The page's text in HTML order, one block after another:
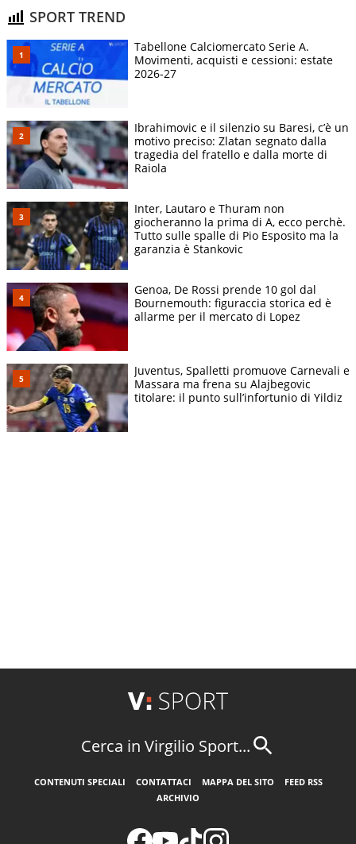
SPORT TREND
Tabellone Calciomercato Serie A.
Movimenti, acquisti e cessioni: estate
2026-27
Ibrahimovic e il silenzio su Baresi, c’è un
motivo preciso: Zlatan segnato dalla
tragedia del fratello e dalla morte di
Raiola
Inter, Lautaro e Thuram non
giocheranno la prima di A, ecco perchè.
Tutto sulle spalle di Pio Esposito ma la
garanzia è Stankovic
Genoa, De Rossi prende 10 gol dal
Bournemouth: figuraccia storica ed è
allarme per il mercato di Lopez
Juventus, Spalletti promuove Carnevali e
Massara ma frena su Alajbegovic
titolare: il punto sull’infortunio di Yildiz
Cerca in Virgilio Sport...
CONTENUTI SPECIALI CONTATTACI MAPPA DEL SITO
FEED RSS
ARCHIVIO